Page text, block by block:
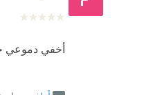
أخفي دموعي